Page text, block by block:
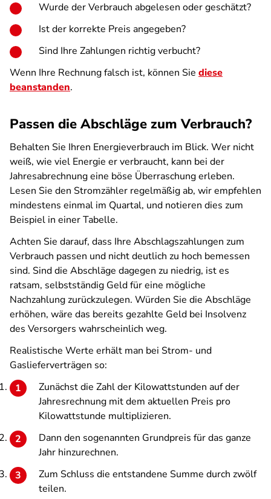
Wurde der Verbrauch abgelesen oder geschätzt?
Ist der korrekte Preis angegeben?
Sind Ihre Zahlungen richtig verbucht?
Wenn Ihre Rechnung falsch ist, können Sie diese
beanstanden.
Passen die Abschläge zum Verbrauch?
Behalten Sie Ihren Energieverbrauch im Blick. Wer nicht
weiß, wie viel Energie er verbraucht, kann bei der
Jahresabrechnung eine böse Überraschung erleben.
Lesen Sie den Stromzähler regelmäßig ab, wir empfehlen
mindestens einmal im Quartal, und notieren dies zum
Beispiel in einer Tabelle.
Achten Sie darauf, dass Ihre Abschlagszahlungen zum
Verbrauch passen und nicht deutlich zu hoch bemessen
sind. Sind die Abschläge dagegen zu niedrig, ist es
ratsam, selbstständig Geld für eine mögliche
Nachzahlung zurückzulegen. Würden Sie die Abschläge
erhöhen, wäre das bereits gezahlte Geld bei Insolvenz
des Versorgers wahrscheinlich weg.
Realistische Werte erhält man bei Strom- und
Gaslieferverträgen so:
Zunächst die Zahl der Kilowattstunden auf der
Jahresrechnung mit dem aktuellen Preis pro
Kilowattstunde multiplizieren.
Dann den sogenannten Grundpreis für das ganze
Jahr hinzurechnen.
Zum Schluss die entstandene Summe durch zwölf
teilen.